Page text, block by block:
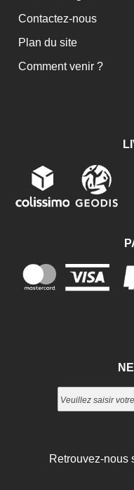
Contactez-nous
Plan du site
Comment venir ?
Retrouvez-nous